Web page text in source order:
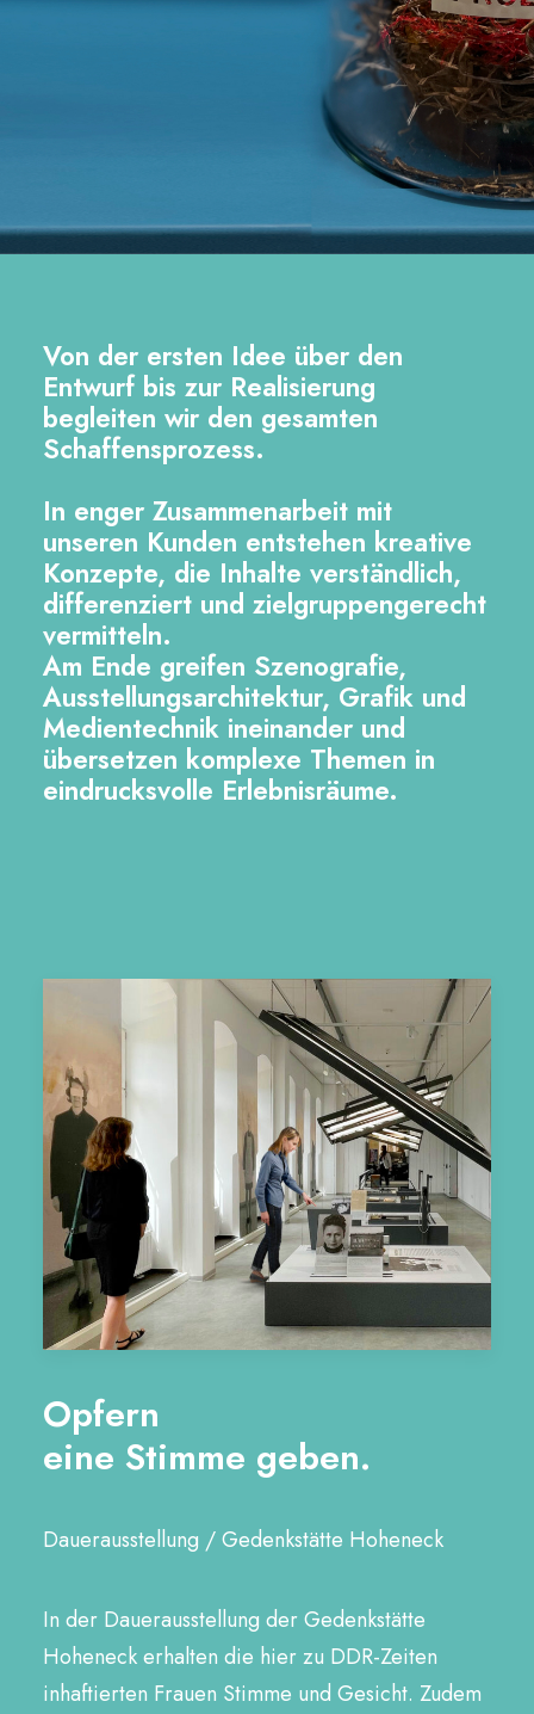
Von der ersten Idee über den
Entwurf bis zur Realisierung
begleiten wir den gesamten
Schaffensprozess.
In enger Zusammenarbeit mit
unseren Kunden entstehen kreative
Konzepte, die Inhalte verständlich,
differenziert und zielgruppengerecht
vermitteln.
Am Ende greifen Szenografie,
Ausstellungsarchitektur, Grafik und
Medientechnik ineinander und
übersetzen komplexe Themen in
eindrucksvolle Erlebnisräume.
Opfern
eine Stimme geben.
Dauerausstellung / Gedenkstätte Hoheneck
In der Dauerausstellung der Gedenkstätte
Hoheneck erhalten die hier zu DDR-Zeiten
inhaftierten Frauen Stimme und Gesicht. Zudem